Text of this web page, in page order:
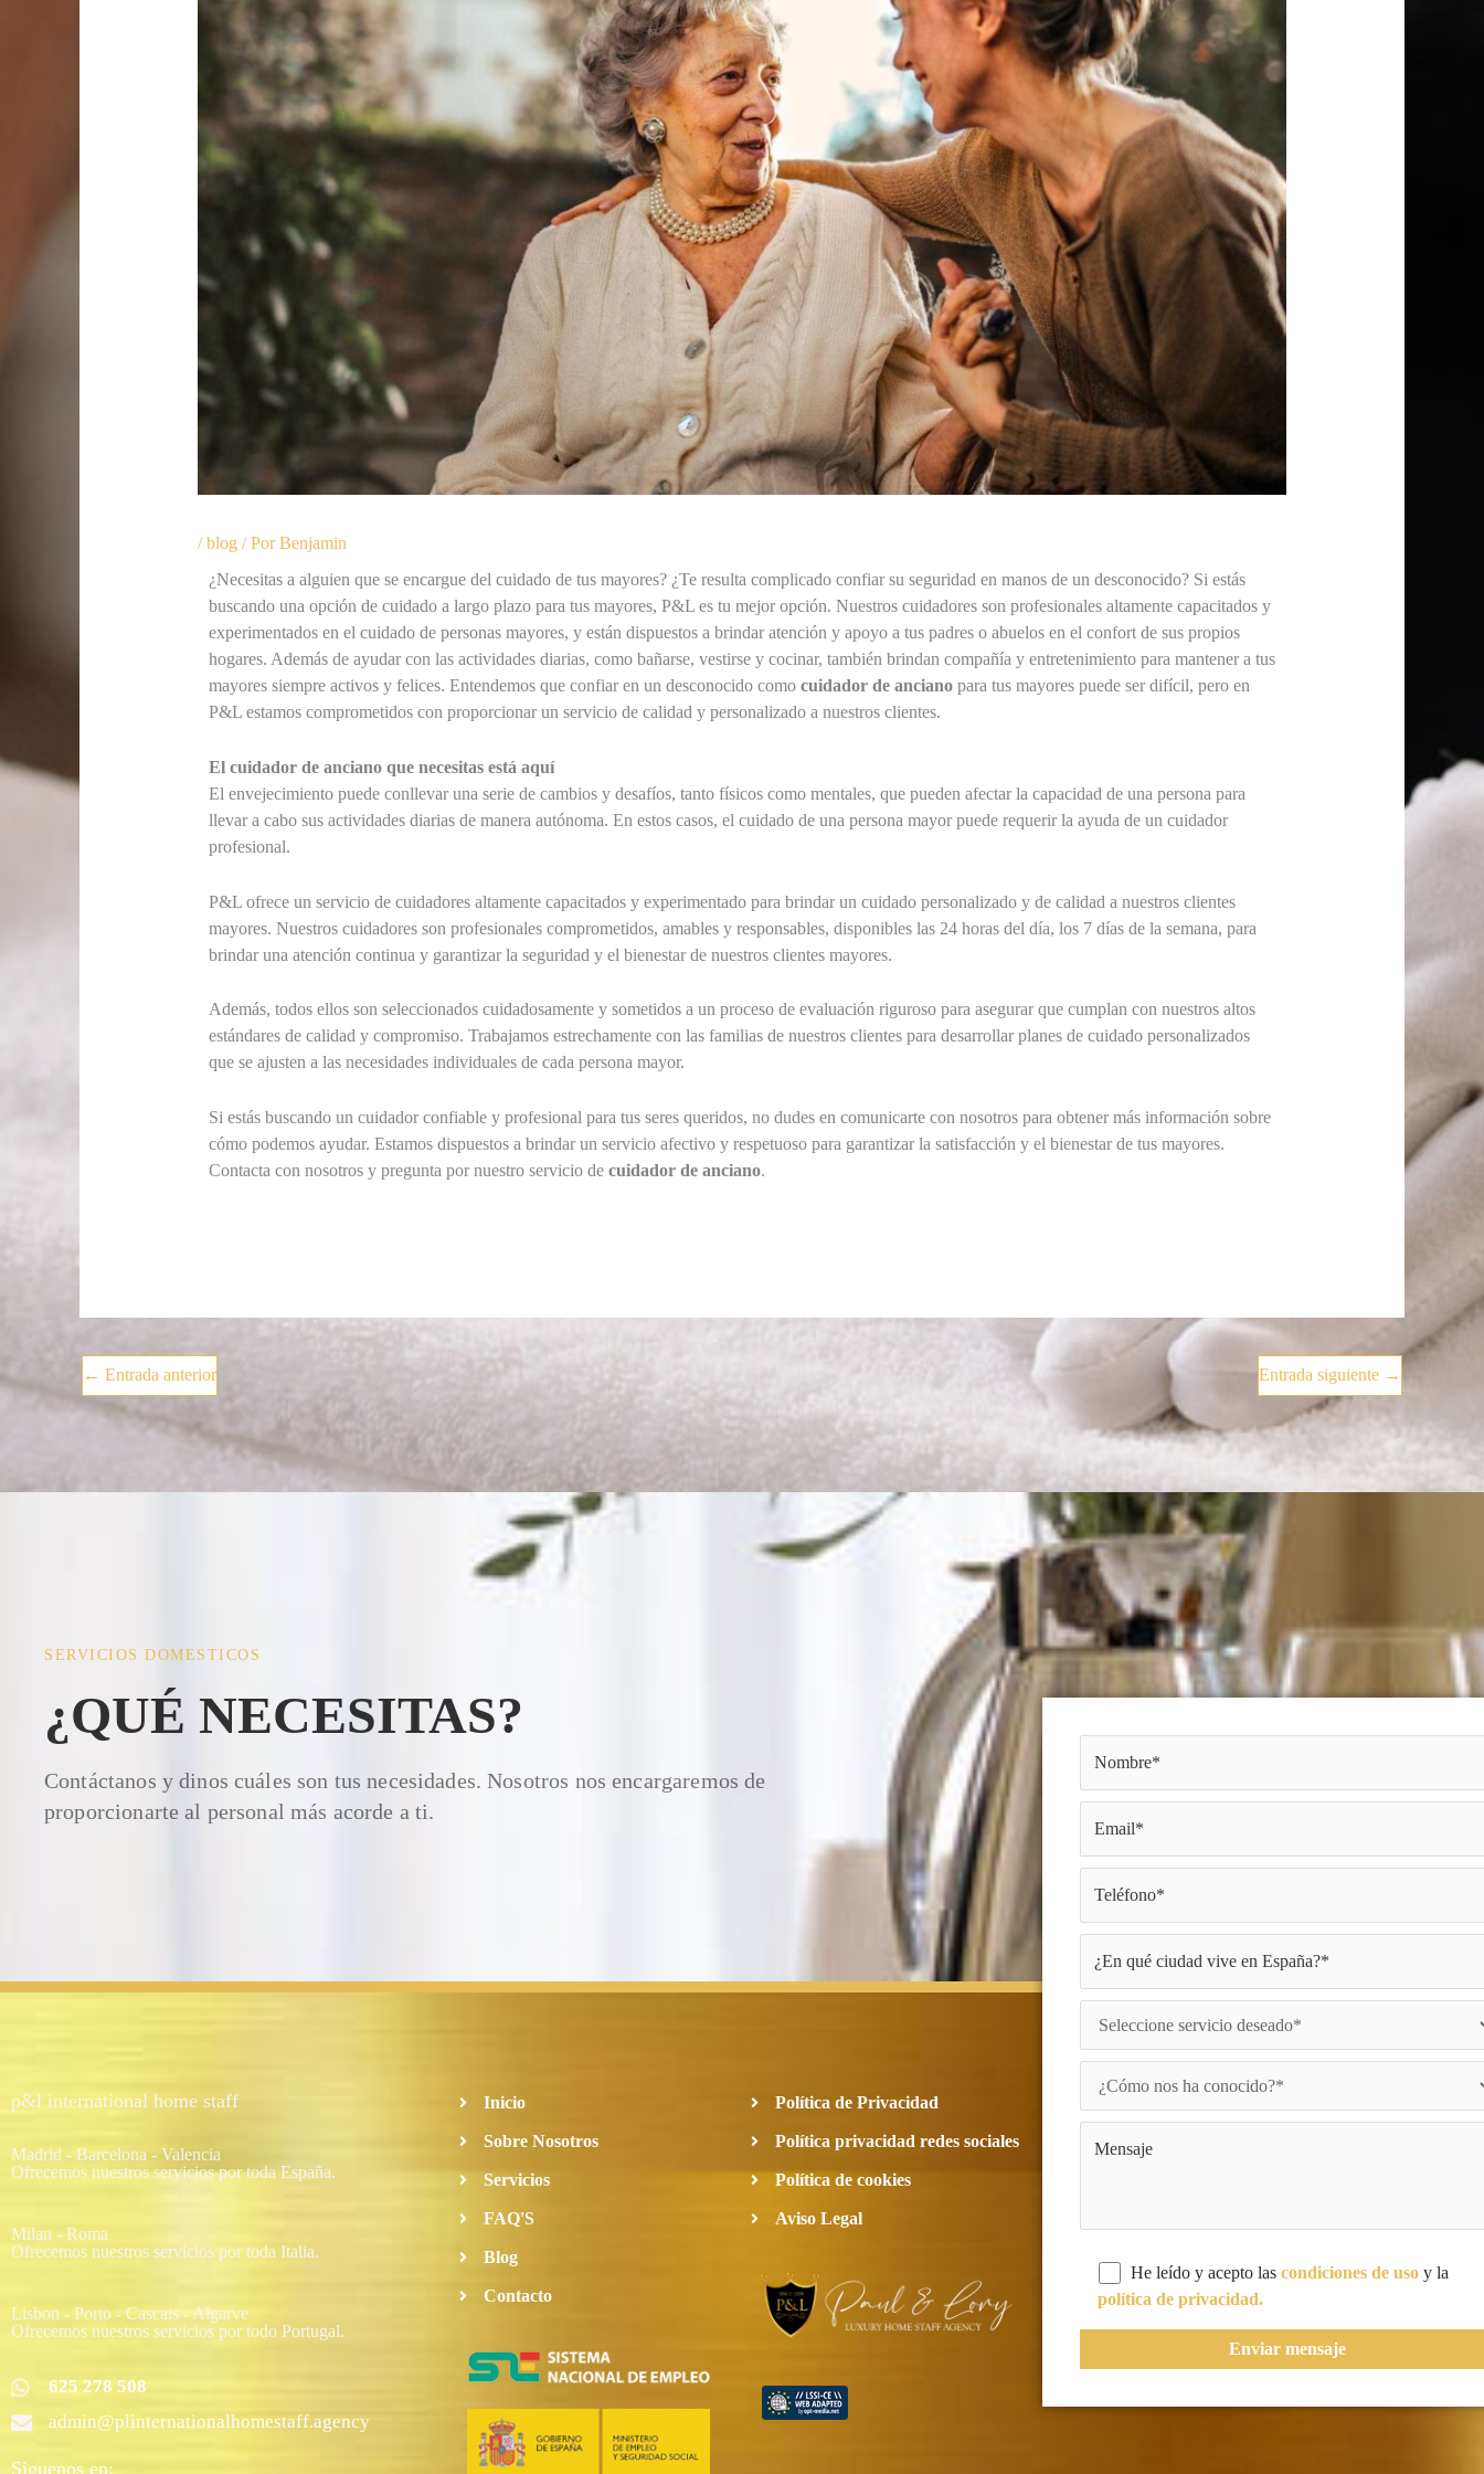
/blog/ PorBenjamin
¿Necesitas a alguien que se encargue del cuidado de tus mayores? ¿Te resulta complicado confiar su seguridad en manos de un desconocido? Si estás
buscando una opción de cuidado a largo plazo para tus mayores, P&L es tu mejor opción. Nuestros cuidadores son profesionales altamente capacitados y
experimentados en el cuidado de personas mayores, y están dispuestos a brindar atención y apoyo a tus padres o abuelos en el confort de sus propios
hogares. Además de ayudar con las actividades diarias, como bañarse, vestirse y cocinar, también brindan compañía y entretenimiento para mantener a tus
mayores siempre activos y felices. Entendemos que confiar en un desconocido comocuidador de ancianopara tus mayores puede ser difícil, pero en
P&L estamos comprometidos con proporcionar un servicio de calidad y personalizado a nuestros clientes.
El cuidador de anciano que necesitas está aquí
El envejecimiento puede conllevar una serie de cambios y desafíos, tanto físicos como mentales, que pueden afectar la capacidad de una persona para
llevar a cabo sus actividades diarias de manera autónoma. En estos casos, el cuidado de una persona mayor puede requerir la ayuda de un cuidador
profesional.
P&L ofrece un servicio de cuidadores altamente capacitados y experimentado para brindar un cuidado personalizado y de calidad a nuestros clientes
mayores. Nuestros cuidadores son profesionales comprometidos, amables y responsables, disponibles las 24 horas del día, los 7 días de la semana, para
brindar una atención continua y garantizar la seguridad y el bienestar de nuestros clientes mayores.
Además, todos ellos son seleccionados cuidadosamente y sometidos a un proceso de evaluación riguroso para asegurar que cumplan con nuestros altos
estándares de calidad y compromiso. Trabajamos estrechamente con las familias de nuestros clientes para desarrollar planes de cuidado personalizados
que se ajusten a las necesidades individuales de cada persona mayor.
Si estás buscando un cuidador confiable y profesional para tus seres queridos, no dudes en comunicarte con nosotros para obtener más información sobre
cómo podemos ayudar. Estamos dispuestos a brindar un servicio afectivo y respetuoso para garantizar la satisfacción y el bienestar de tus mayores.
Contacta con nosotros y pregunta por nuestro servicio de cuidador de anciano.
← Entrada anterior Entrada siguiente →
SERVICIOS DOMESTICOS
¿QUÉ NECESITAS?
Contáctanos y dinos cuáles son tus necesidades. Nosotros nos encargaremos de
proporcionarte al personal más acorde a ti.
p&l international home staff
Madrid - Barcelona - Valencia
Ofrecemos nuestros servicios por toda España.
Milan - Roma
Ofrecemos nuestros servicios por toda Italia.
Lisbon - Porto - Cascais - Algarve
Ofrecemos nuestros servicios por todo Portugal.
625 278 508
admin@plinternationalhomestaff.agency
Siguenos en:
Inicio
Sobre Nosotros
Servicios
FAQ'S
Blog
Contacto
Política de Privacidad
Política privacidad redes sociales
Política de cookies
Aviso Legal
He leído y acepto lascondiciones de uso y la
política de privacidad.